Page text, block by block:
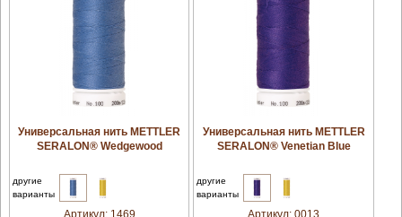
увеличить
Универсальная нить METTLER
SERALON® Wedgewood
другие
варианты
увеличить
Универсальная нить METTLER
SERALON® Venetian Blue
другие
варианты